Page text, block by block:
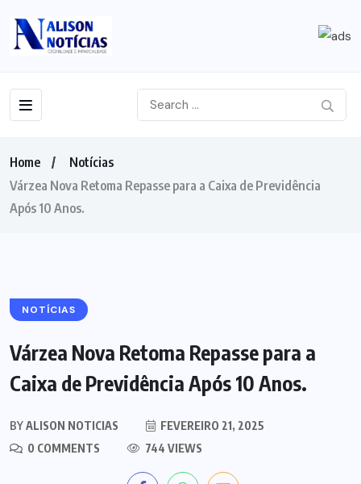
Home
Notícias
Várzea Nova Retoma Repasse para a Caixa de Previdência
Após 10 Anos.
NOTÍCIAS
Várzea Nova Retoma Repasse para a
Caixa de Previdência Após 10 Anos.
BYALISON NOTICIAS
FEVEREIRO 21, 2025
0 COMMENTS
744 VIEWS